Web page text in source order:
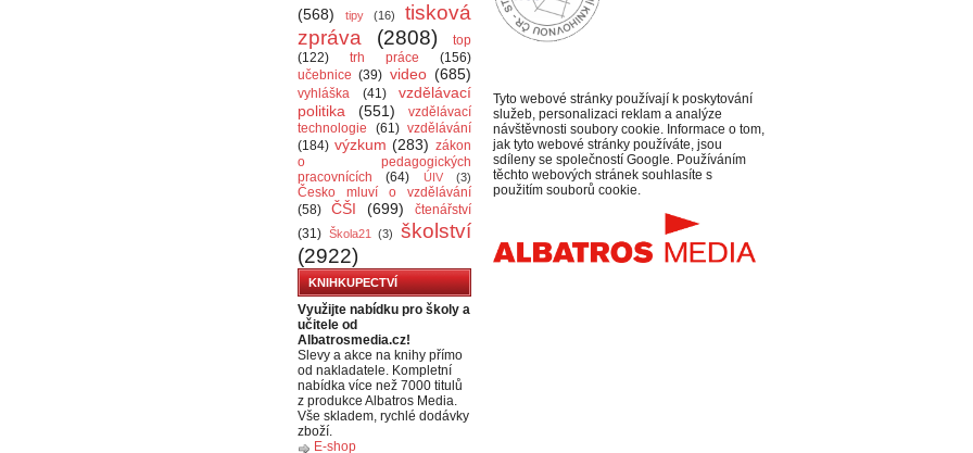
(568)
tipy (16)
tisková
zpráva
(2808)
top
(122)
trh práce
(156)
učebnice (39) video (685)
vyhláška (41)
vzdělávací
politika
(551)
vzdělávací
technologie
(61) vzdělávání
(184) výzkum (283) zákon
o pedagogických
pracovnících
(64) ÚIV (3)
Česko mluví o vzdělávání
(58)
ČŠI (699)
čtenářství
(31) Škola21 (3)
školství
(2922)
KNIHKUPECTVÍ
Využijte nabídku pro školy a
učitele od
Albatrosmedia.cz!
Slevy a akce na knihy přímo
od nakladatele. Kompletní
nabídka více než 7000 titulů
z produkce Albatros Media.
Vše skladem, rychlé dodávky
zboží.
E-shop
Tyto webové stránky používají k poskytování
služeb, personalizaci reklam a analýze
návštěvnosti soubory cookie. Informace o tom,
jak tyto webové stránky používáte, jsou
sdíleny se společností Google. Používáním
těchto webových stránek souhlasíte s
použitím souborů cookie.